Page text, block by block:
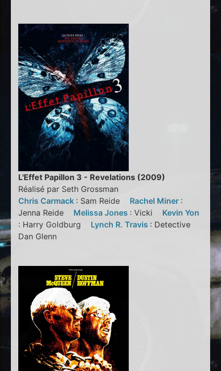
L'Effet Papillon 3 - Revelations (2009)
Réalisé par Seth Grossman
Chris Carmack : Sam Reide Rachel Miner :
Jenna Reide Melissa Jones : Vicki Kevin Yon
: Harry Goldburg Lynch R. Travis : Detective
Dan Glenn